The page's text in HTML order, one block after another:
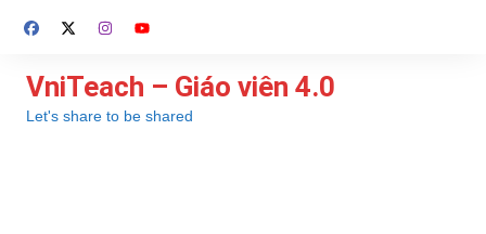
đến
dung
VniTeach – Giáo viên 4.0
Let's share to be shared